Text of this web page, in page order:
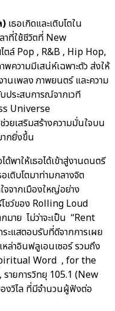
) เธอเกิดและเติบโตใน
าที่ใช้ชีวิตที่ New
ล์ Pop , R&B , Hip Hop,
วามมีเสน่ห์เฉพาะตัว ส่งให้
นเพลง ภาพยนตร์ และความ
ประสบการณ์จากเวที
Universe
ยเสริมสร้างความมั่นใจบน
ากยิ่งขึ้น
พาให้เธอได้เข้าสู่งานดนตรี
เติบโตมาท่ามกลางจิต
จากเมืองใหญ่อย่าง
ชว์ของ Rolling Loud
าย ไม่ว่าจะเป็น “Rent
ะแสตอบรับที่ดีจากการเผย
ล่าอินฟลูเอนเซอร์ รวมถึง
Word , for the
ายการวิทยุ 105.1 (New
วิไล ที่มีจำนวนผู้ฟังต่อ